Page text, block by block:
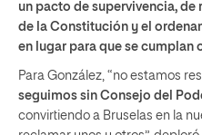
un pacto de supervivencia, de
de la Constitución y el
en lugar para que se cumplan
Para González, “no estamos
seguimos sin Consejo del
convirtiendo a Bruselas en la